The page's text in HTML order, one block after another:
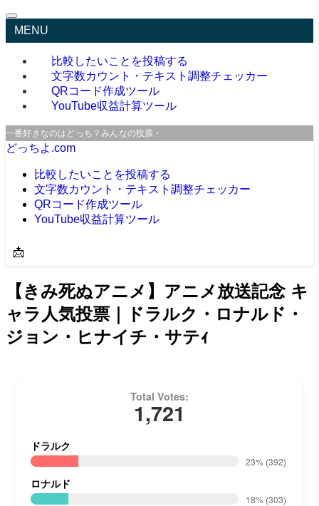
MENU
比較したいことを投稿する
文字数カウント・テキスト調整チェッカー
QRコード作成ツール
YouTube収益計算ツール
一番好きなのはどっち？みんなの投票・口コミサイト
どっちよ.com
比較したいことを投稿する
文字数カウント・テキスト調整チェッカー
QRコード作成ツール
YouTube収益計算ツール
📩
【きみ死ぬアニメ】アニメ放送記念 キ
ャラ人気投票｜ドラルク・ロナルド・
ジョン・ヒナイチ・サテｨ
Total Votes:
1,721
ドラルク
23% (392)
ロナルド
18% (303)